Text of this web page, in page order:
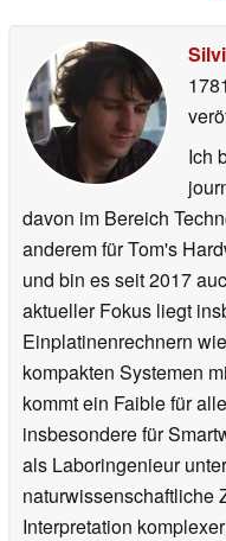
Ich
davon im Bereich
anderem für Tom's
und bin es seit 2017
aktueller Fokus liegt
Einplatinenrechnern
kompakten Systemen
kommt ein Faible für
insbesondere für
als Laboringenieur
naturwissenschaftliche
Interpretation